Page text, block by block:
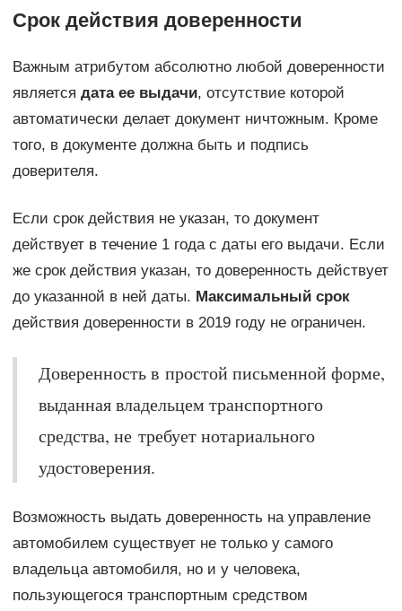
Срок действия доверенности
Важным атрибутом абсолютно любой доверенности
является дата ее выдачи, отсутствие которой
автоматически делает документ ничтожным. Кроме
того, в документе должна быть и подпись
доверителя.
Если срок действия не указан, то документ
действует в течение 1 года с даты его выдачи. Если
же срок действия указан, то доверенность действует
до указанной в ней даты. Максимальный срок
действия доверенности в 2019 году не ограничен.
Доверенность в простой письменной форме,
выданная владельцем транспортного
средства, не требует нотариального
удостоверения.
Возможность выдать доверенность на управление
автомобилем существует не только у самого
владельца автомобиля, но и у человека,
пользующегося транспортным средством